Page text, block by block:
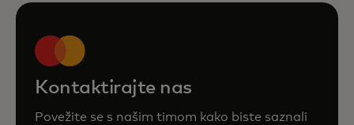
Kontaktirajte nas
Povežite se s našim timom kako biste saznali